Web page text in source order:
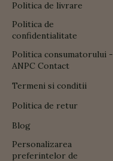
Politica de livrare
Politica de
confidentialitate
Politica consumatorului -
ANPC Contact
Termeni si conditii
Politica de retur
Blog
Personalizarea
preferintelor de